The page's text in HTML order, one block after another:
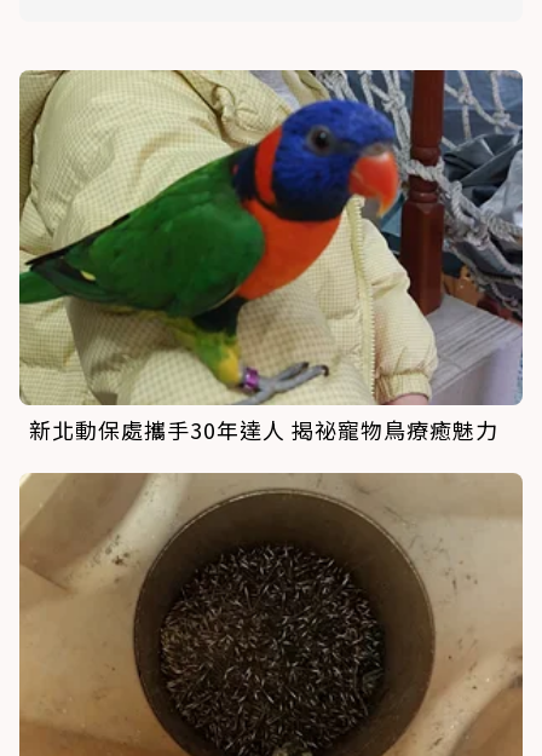
新北動保處攜手30年達人 揭祕寵物鳥療癒魅力